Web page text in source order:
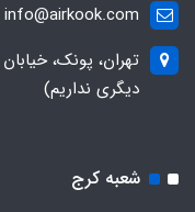
info@airkook.com
دیگری نداریم)
شعبه کرج